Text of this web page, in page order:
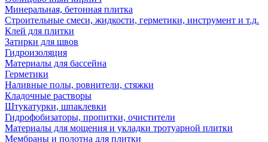
Минеральная, бетонная плитка
Строительные смеси, жидкости, герметики, инструмент и т.д.
Клей для плитки
Затирки для швов
Гидроизоляция
Материалы для бассейна
Герметики
Наливные полы, ровнители, стяжки
Кладочные растворы
Штукатурки, шпаклевки
Гидрофобизаторы, пропитки, очистители
Материалы для мощения и укладки тротуарной плитки
Мембраны и полотна для плитки